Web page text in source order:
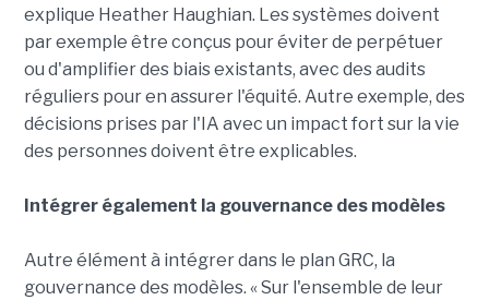
explique Heather Haughian. Les systèmes doivent
par exemple être conçus pour éviter de perpétuer
ou d'amplifier des biais existants, avec des audits
réguliers pour en assurer l'équité. Autre exemple, des
décisions prises par l'IA avec un impact fort sur la vie
des personnes doivent être explicables.
Intégrer également la gouvernance des modèles
Autre élément à intégrer dans le plan GRC, la
gouvernance des modèles. « Sur l'ensemble de leur